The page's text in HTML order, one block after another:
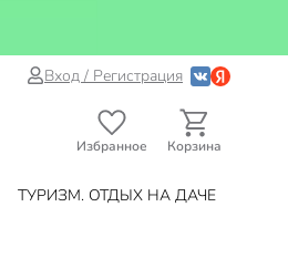
Вход / Регистрация
Избранное Корзина
ТУРИЗМ. ОТДЫХ НА ДАЧЕ